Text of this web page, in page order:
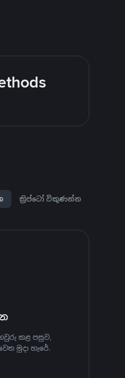
ක්‍රිප්ටෝ විකුණන්න
කළ පසුව,
මුදා හැරේ.